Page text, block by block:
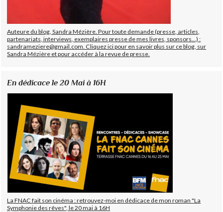
Auteure du blog, Sandra Mézière. Pour toute demande (presse, articles,
partenariats, interviews, exemplaires presse de mes livres, sponsors...) :
sandrameziere@gmail.com. Cliquez ici pour en savoir plus sur ce blog, sur
Sandra Mézière et pour accéder à la revue de presse.
En dédicace le 20 Mai à 16H
La FNAC fait son cinéma : retrouvez-moi en dédicace de mon roman "La
Symphonie des rêves", le 20 mai à 16H